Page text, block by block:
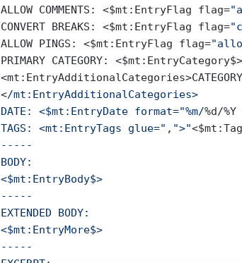
ALLOW COMMENTS: <$mt:EntryFlag flag=
CONVERT BREAKS: <$mt:EntryFlag flag=
ALLOW PINGS: <$mt:EntryFlag flag=
PRIMARY CATEGORY: <$mt:EntryCategory$>
</mt:EntryAdditionalCategories>
DATE: <$mt:EntryDate format="%m/%d/%Y
TAGS: <mt:EntryTags glue=" , ">"
-----
BODY:
<$mt:EntryBody$>
-----
EXTENDED BODY:
<$mt:EntryMore$>
-----